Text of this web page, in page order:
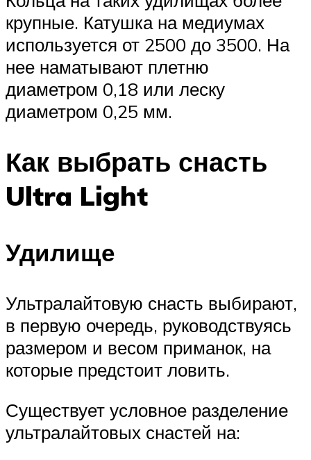
крупные. Катушка на медиумах
используется от 2500 до 3500. На
нее наматывают плетню
диаметром 0,18 или леску
диаметром 0,25 мм.
Как выбрать снасть
Ultra Light
Удилище
Ультралайтовую снасть выбирают,
в первую очередь, руководствуясь
размером и весом приманок, на
которые предстоит ловить.
Существует условное разделение
ультралайтовых снастей на: